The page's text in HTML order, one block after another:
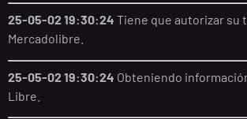
25-05-02 19:30:24 Tiene que autorizar su
Mercadolibre.
25-05-02 19:30:24 Obteniendo
Libre.